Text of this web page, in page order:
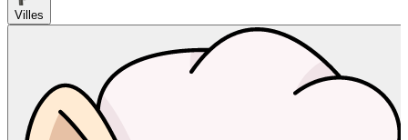
Villes